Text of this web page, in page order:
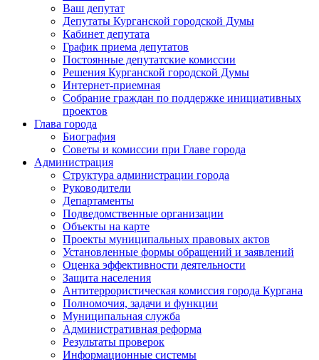
Ваш депутат
Депутаты Курганской городской Думы
Кабинет депутата
График приема депутатов
Постоянные депутатские комиссии
Решения Курганской городской Думы
Интернет-приемная
Собрание граждан по поддержке инициативных
проектов
Глава города
Биография
Советы и комиссии при Главе города
Администрация
Структура администрации города
Руководители
Департаменты
Подведомственные организации
Объекты на карте
Проекты муниципальных правовых актов
Установленные формы обращений и заявлений
Оценка эффективности деятельности
Защита населения
Антитеррористическая комиссия города Кургана
Полномочия, задачи и функции
Муниципальная служба
Административная реформа
Результаты проверок
Информационные системы